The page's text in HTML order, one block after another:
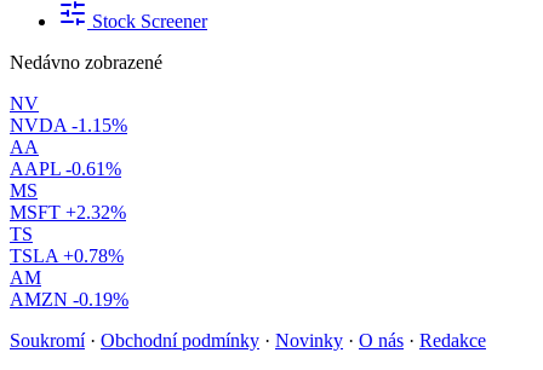
Stock Screener
Nedávno zobrazené
NV
NVDA -1.15%
AA
AAPL -0.61%
MS
MSFT +2.32%
TS
TSLA +0.78%
AM
AMZN -0.19%
Soukromí · Obchodní podmínky · Novinky · O nás · Redakce